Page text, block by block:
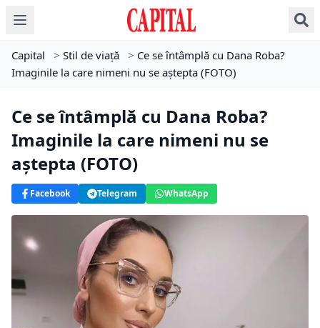
Capital > Stil de viață > Ce se întâmplă cu Dana Roba?
Imaginile la care nimeni nu se aştepta (FOTO)
Ce se întâmplă cu Dana Roba?
Imaginile la care nimeni nu se
aştepta (FOTO)
Facebook Telegram WhatsApp